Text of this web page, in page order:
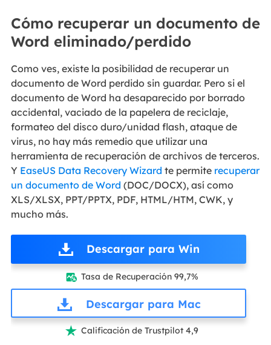
Cómo recuperar un documento de
Word eliminado/perdido
Como ves, existe la posibilidad de recuperar un
documento de Word perdido sin guardar. Pero si el
documento de Word ha desaparecido por borrado
accidental, vaciado de la papelera de reciclaje,
formateo del disco duro/unidad flash, ataque de
virus, no hay más remedio que utilizar una
herramienta de recuperación de archivos de terceros.
Y EaseUS Data Recovery Wizard te permite recuperar
un documento de Word (DOC/DOCX), así como
XLS/XLSX, PPT/PPTX, PDF, HTML/HTM, CWK, y
mucho más.
Descargar para Win
 Tasa de Recuperación 99,7%
Descargar para Mac
 Calificación de Trustpilot 4,9